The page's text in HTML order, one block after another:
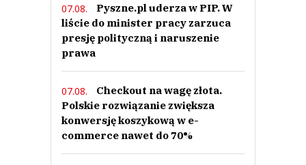
07.08.
Pyszne.pl uderza w PIP. W
liście do minister pracy zarzuca
presję polityczną i naruszenie
prawa
07.08.
Checkout na wagę złota.
Polskie rozwiązanie zwiększa
konwersję koszykową w e-
commerce nawet do 70%